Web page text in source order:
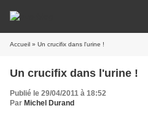
Accueil » Un crucifix dans l'urine !
Un crucifix dans l'urine !
Publié le 29/04/2011 à 18:52
Par Michel Durand